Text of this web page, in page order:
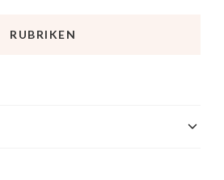
RUBRIKEN